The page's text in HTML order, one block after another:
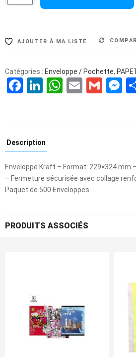
AJOUTER À MA LISTE
Catégories : Enveloppe / Pochette,
Facebook
LinkedIn
WhatsApp
Email
Description
Enveloppe Kraft – Format: 229×324 mm
– Fermeture sécurisée avec collage
Paquet de 500 Enveloppes
PRODUITS ASSOCIÉS